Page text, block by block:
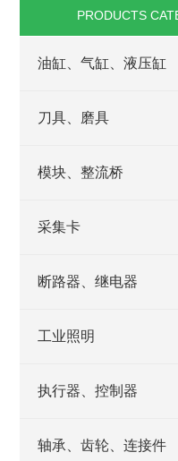
PRODUCTS
油缸、气缸、液压缸
刀具、磨具
模块、整流桥
采集卡
断路器、继电器
工业照明
执行器、控制器
轴承、齿轮、连接件